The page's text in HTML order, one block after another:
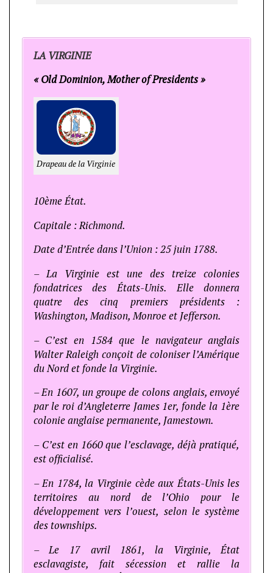
LA VIRGINIE
« Old Dominion, Mother of Presidents »
Drapeau de la Virginie
10ème État.
Capitale : Richmond.
Date d’Entrée dans l’Union : 25 juin 1788.
– La Virginie est une des treize colonies
fondatrices des États-Unis. Elle donnera
quatre des cinq premiers présidents :
Washington, Madison, Monroe et Jefferson.
– C’est en 1584 que le navigateur anglais
Walter Raleigh conçoit de coloniser l’Amérique
du Nord et fonde la Virginie.
– En 1607, un groupe de colons anglais, envoyé
par le roi d’Angleterre James 1er, fonde la 1ère
colonie anglaise permanente, Jamestown.
– C’est en 1660 que l’esclavage, déjà pratiqué,
est officialisé.
–En 1784, la Virginie cède aux États-Unis les
territoires au nord de l’Ohio pour le
développement vers l’ouest, selon le système
des townships.
– Le 17 avril 1861, la Virginie, État
esclavagiste, fait sécession et rallie la